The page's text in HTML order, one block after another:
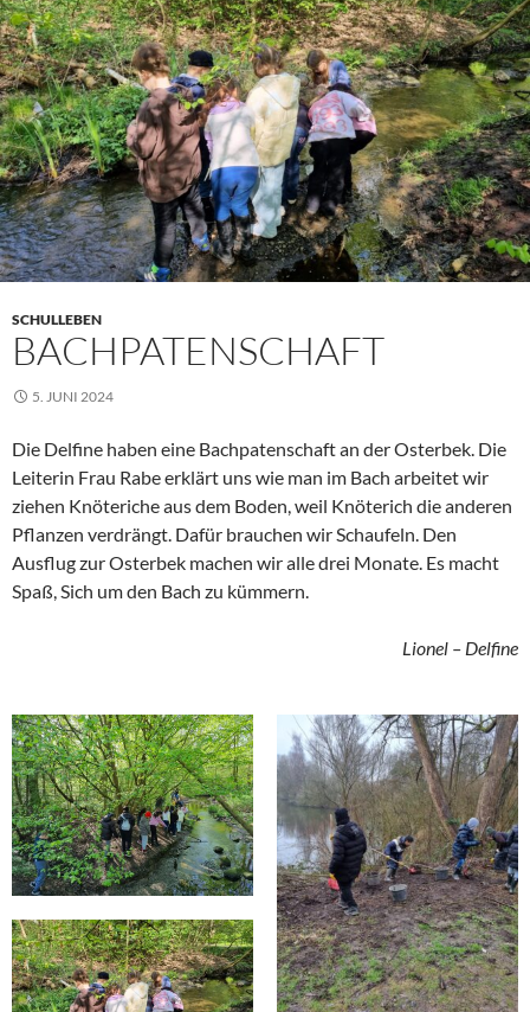
SCHULLEBEN
BACHPATENSCHAFT
5. JUNI 2024
Die Delfine haben eine Bachpatenschaft an der Osterbek. Die
Leiterin Frau Rabe erklärt uns wie man im Bach arbeitet wir
ziehen Knöteriche aus dem Boden, weil Knöterich die anderen
Pflanzen verdrängt. Dafür brauchen wir Schaufeln. Den
Ausflug zur Osterbek machen wir alle drei Monate. Es macht
Spaß, Sich um den Bach zu kümmern.
Lionel – Delfine